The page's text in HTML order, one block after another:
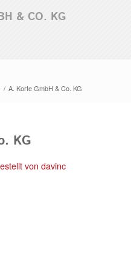
& CO. KG
/ A. Korte GmbH & Co. KG
KG
von davinc